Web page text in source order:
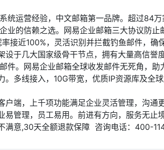
统运营经验，中文邮箱第一品牌。超过84
业的信赖之选。网易企业邮箱三大协议防止
接近100%，灵活识别并拦截钓鱼邮件，确
设于几大国家级骨干节点，拥有大量高信誉
件。网易企业邮箱全球收发邮件无死角，
多线接入，10G带宽，优质IP资源库及全
户端，上千项功能满足企业灵活管理，沟通
易管理，员工易用。前进有方向，服务无止
满意,30天全额退款保障 咨询电话：400-